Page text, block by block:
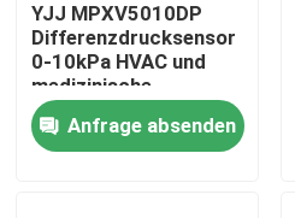
Zu Hause
Produkte
YJJ MPXV5010DP
Differenzdrucksensor
0-10kPa HVAC und
medizinische
Anwendungen
Anfrage absenden